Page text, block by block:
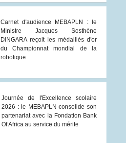
Carnet d'audience MEBAPLN : le
Ministre Jacques Sosthène
DINGARA reçoit les médaillés d'or
du Championnat mondial de la
robotique
Journée de l'Excellence scolaire
2026 : le MEBAPLN consolide son
partenariat avec la Fondation Bank
Of Africa au service du mérite